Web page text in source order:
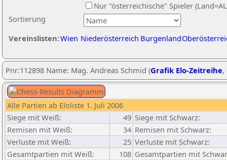
Sortierung
Nur "österreichische" Spieler
Vereinslisten:Wien Niederösterreich Burgenland
Pnr:112898 Name: Mag. Andreas Schmid (Grafik Elo-Zeitreihe,
Alle Partien ab Eloliste 1. Juli 2006
Siege mit Weiß:
49 Siege mit Schwarz:
Remisen mit Weiß:
34 Remisen mit Schwarz:
Verluste mit Weiß:
25 Verluste mit Schwarz:
Gesamtpartien mit Weiß:
108 Gesamtpartien mit